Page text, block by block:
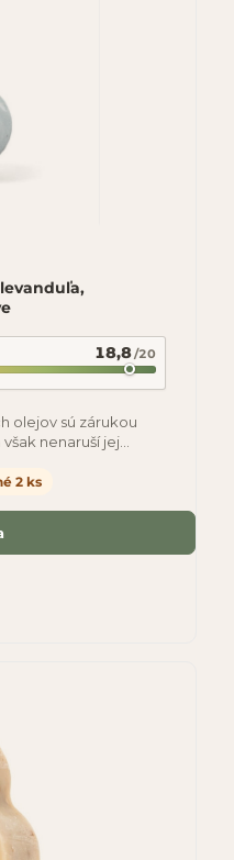
18,8/20
olejov sú zárukou
nenaruší jej
2 ks